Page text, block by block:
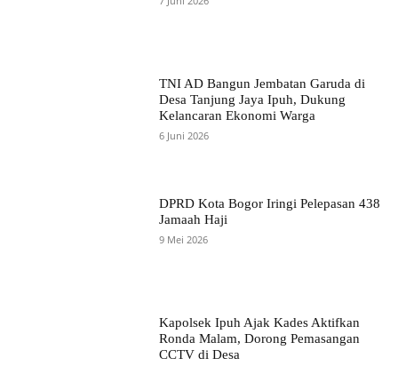
TNI AD Bangun Jembatan Garuda di
Desa Tanjung Jaya Ipuh, Dukung
Kelancaran Ekonomi Warga
6 Juni 2026
DPRD Kota Bogor Iringi Pelepasan 438
Jamaah Haji
9 Mei 2026
Kapolsek Ipuh Ajak Kades Aktifkan
Ronda Malam, Dorong Pemasangan
CCTV di Desa